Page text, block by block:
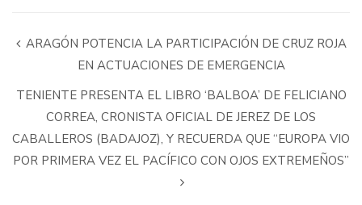
ARAGÓN POTENCIA LA PARTICIPACIÓN DE CRUZ ROJA
EN ACTUACIONES DE EMERGENCIA
TENIENTE PRESENTA EL LIBRO ‘BALBOA’ DE FELICIANO
CORREA, CRONISTA OFICIAL DE JEREZ DE LOS
CABALLEROS (BADAJOZ), Y RECUERDA QUE “EUROPA VIO
POR PRIMERA VEZ EL PACÍFICO CON OJOS EXTREMEÑOS”